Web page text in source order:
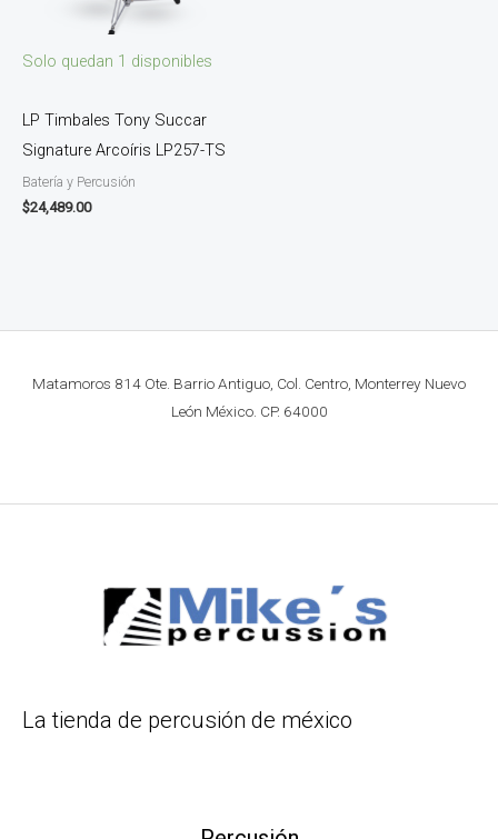
Solo quedan 1 disponibles
LP Timbales Tony Succar
Signature Arcoíris LP257-TS
Batería y Percusión
$24,489.00
Matamoros 814 Ote. Barrio Antiguo, Col. Centro, Monterrey Nuevo
León México. CP. 64000
La tienda de percusión de méxico